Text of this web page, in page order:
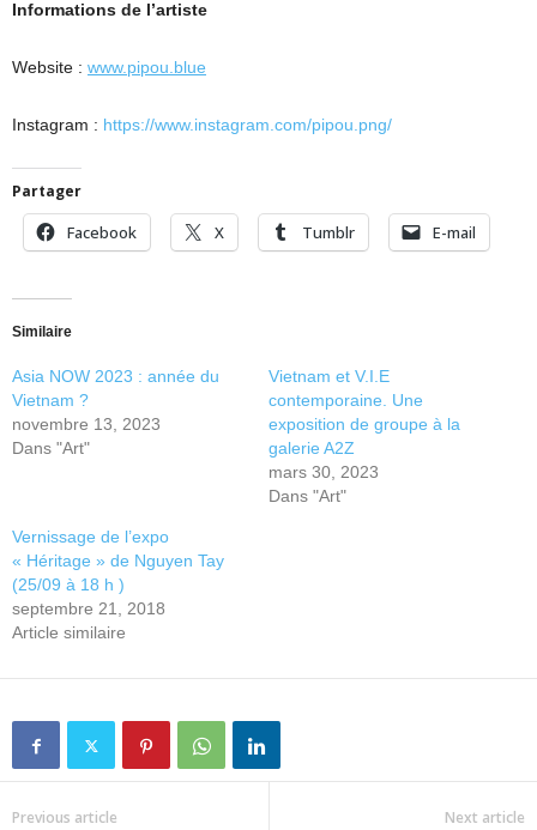
Informations de l’artiste
Website : www.pipou.blue
Instagram : https://www.instagram.com/pipou.png/
Partager
Facebook X Tumblr E-mail
Similaire
Asia NOW 2023 : année du
Vietnam ?
novembre 13, 2023
Dans "Art"
Vietnam et V.I.E
contemporaine. Une
exposition de groupe à la
galerie A2Z
mars 30, 2023
Dans "Art"
Vernissage de l’expo
« Héritage » de Nguyen Tay
(25/09 à 18 h )
septembre 21, 2018
Article similaire
Previous article Next article